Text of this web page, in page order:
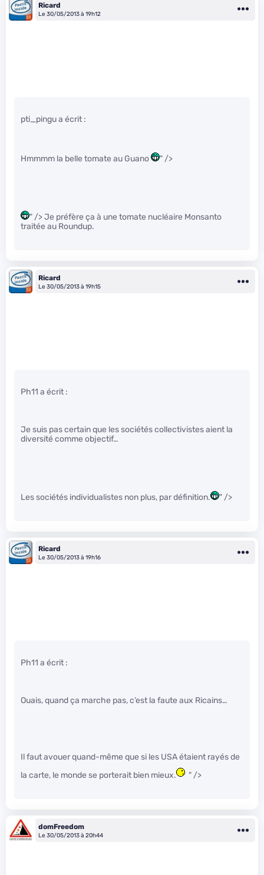
Ricard
Le 30/05/2013 à 19h12
pti_pingu a écrit :
Hmmmm la belle tomate au Guano " />
" /> Je préfère ça à une tomate nucléaire Monsanto
traitée au Roundup.
Ricard
Le 30/05/2013 à 19h15
Ph11 a écrit :
Je suis pas certain que les sociétés collectivistes aient la
diversité comme objectif…
Les sociétés individualistes non plus, par définition. " />
Ricard
Le 30/05/2013 à 19h16
Ph11 a écrit :
Ouais, quand ça marche pas, c’est la faute aux Ricains…
Il faut avouer quand-même que si les USA étaient rayés de
la carte, le monde se porterait bien mieux.
" />
domFreedom
Le 30/05/2013 à 20h44